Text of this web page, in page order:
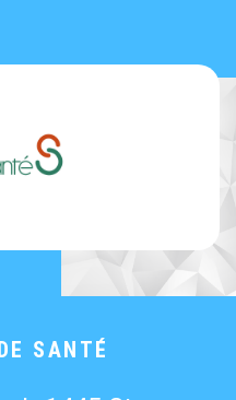
SANTÉ